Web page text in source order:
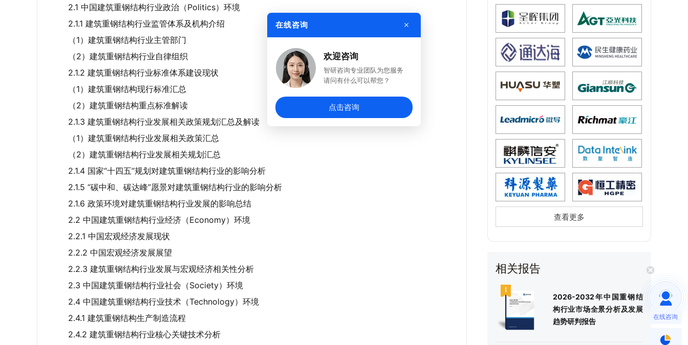
2.1 中国建筑重钢结构行业政治（Politics）环境
2.1.1 建筑重钢结构行业监管体系及机构介绍
（1）建筑重钢结构行业主管部门
（2）建筑重钢结构行业自律组织
2.1.2 建筑重钢结构行业标准体系建设现状
（1）建筑重钢结构现行标准汇总
（2）建筑重钢结构重点标准解读
2.1.3 建筑重钢结构行业发展相关政策规划汇总及解读
（1）建筑重钢结构行业发展相关政策汇总
（2）建筑重钢结构行业发展相关规划汇总
2.1.4 国家“十四五”规划对建筑重钢结构行业的影响分析
2.1.5 “碳中和、碳达峰”愿景对建筑重钢结构行业的影响分析
2.1.6 政策环境对建筑重钢结构行业发展的影响总结
2.2 中国建筑重钢结构行业经济（Economy）环境
2.2.1 中国宏观经济发展现状
2.2.2 中国宏观经济发展展望
2.2.3 建筑重钢结构行业发展与宏观经济相关性分析
2.3 中国建筑重钢结构行业社会（Society）环境
2.4 中国建筑重钢结构行业技术（Technology）环境
2.4.1 建筑重钢结构生产制造流程
2.4.2 建筑重钢结构行业核心关键技术分析
查看更多
相关报告
2026-2032年中国重钢结
构行业市场全景分析及发展
趋势研判报告
在线咨询
在线咨询 ×
欢迎咨询
智研咨询专业团队为您服务
请问有什么可以帮您？
点击咨询